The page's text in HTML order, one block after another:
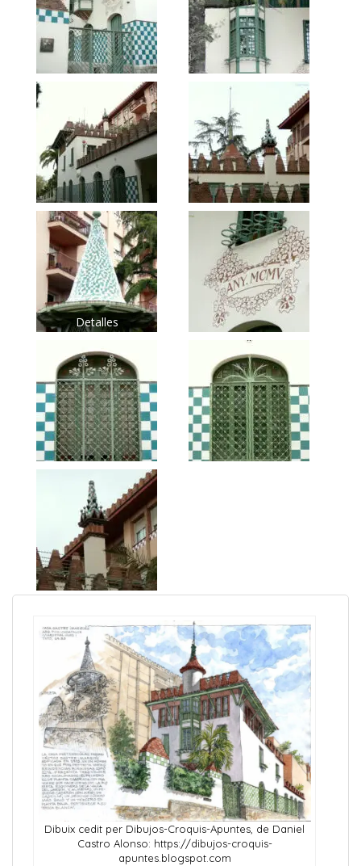
Detalles
Dibuix cedit per Dibujos-Croquis-Apuntes, de Daniel
Castro Alonso: https://dibujos-croquis-
apuntes.blogspot.com